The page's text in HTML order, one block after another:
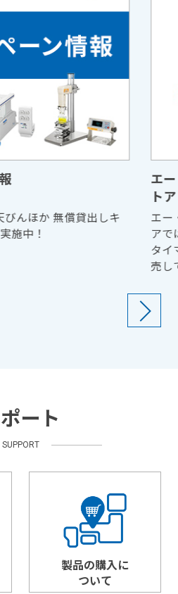
びんほか 無償貸出しキ
施中！
エ
トア
エー
アで
タイ
売し
ート
SUPPORT
製品の購入に
ついて